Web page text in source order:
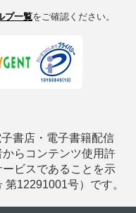
プ一覧をご確認ください。
書店・電子書籍配信
らコンテンツ使用許
ビスであることを示
12291001号）です。